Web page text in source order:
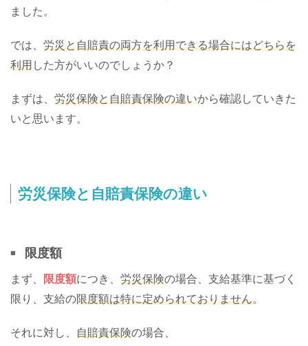
ました。
では、 労災と自賠責の両方を利用できる場合にはどちらを
利用した方がいいのでしょうか？
まずは、 労災保険と自賠責保険の違いから確認していきた
いと思います。
労災保険と自賠責保険の違い
限度額
まず、 限度額につき、 労災保険の場合、支給基準に基づく
限り、支給の限度額は特に定められておりません。
それに対し、 自賠責保険の場合、